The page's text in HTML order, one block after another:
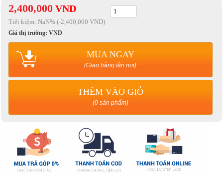
2,400,000 VND
Tiết kiệm:NaN% (-2,400,000 VND)
Giá thị trường:VND
MUA NGAY
(Giao hàng tận nơi)
THÊM VÀO GIỎ
(0 sản phẩm)